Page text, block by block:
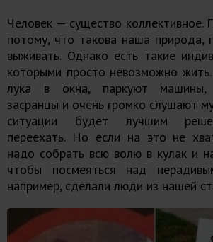
Человек — существо коллективное.
потому, что такова наша природа,
выживать. Однако есть такие
которыми просто невозможно
лука в окна, паркуют машины,
засранцы и очень громко слушают
ситуации будет лучшим
переехать. Но если на это не
надо собрать всю волю в кулак и
чтобы посмеяться над
например, сделали люди из нашей